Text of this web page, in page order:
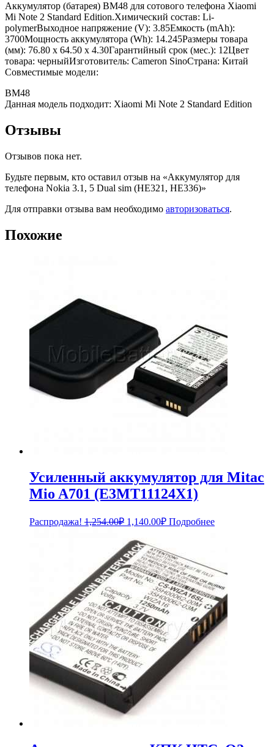
Аккумулятор (батарея) BM48 для сотового телефона Xiaomi
Mi Note 2 Standard Edition.Химический состав: Li-
polymerВыходное напряжение (V): 3.85Емкость (mAh):
3700Мощность аккумулятора (Wh): 14.245Размеры товара
(мм): 76.80 x 64.50 x 4.30Гарантийный срок (мес.): 12Цвет
товара: черныйИзготовитель: Cameron SinoСтрана: Китай
Совместимые модели:
BM48
Данная модель подходит: Xiaomi Mi Note 2 Standard Edition
Отзывы
Отзывов пока нет.
Будьте первым, кто оставил отзыв на «Аккумулятор для
телефона Nokia 3.1, 5 Dual sim (HE321, HE336)»
Для отправки отзыва вам необходимо авторизоваться.
Похожие
Усиленный аккумулятор для Mitac
Mio A701 (E3MT11124X1)
Распродажа! 1,254.00₽ Первоначальная
составляла
1,254.00₽.
1,140.00₽Текущая
цена:
Подробнее